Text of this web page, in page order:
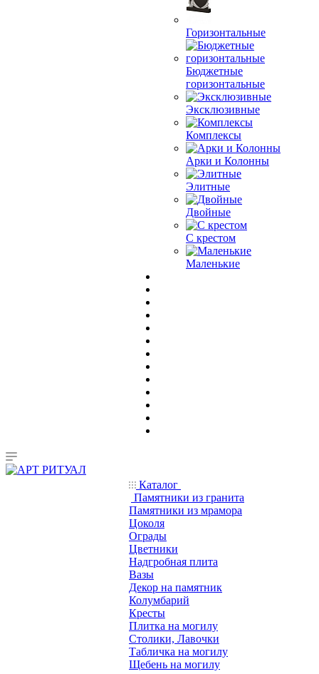
Горизонтальные
Бюджетные
горизонтальные
Эксклюзивные
Комплексы
Арки и Колонны
Элитные
Двойные
С крестом
Маленькие
Каталог
Памятники из гранита
Памятники из мрамора
Цоколя
Ограды
Цветники
Надгробная плита
Вазы
Декор на памятник
Колумбарий
Кресты
Плитка на могилу
Столики, Лавочки
Табличка на могилу
Щебень на могилу